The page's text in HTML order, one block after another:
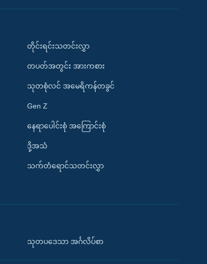
တိုင်းရင်းသတင်းလွှာ
တပတ်အတွင်း အားကစား
သုတစုံလင် အမေရိကန်တခွင်
Gen Z
နေရာပေါင်းစုံ အကြောင်းစုံ
ဒို့အသံ
သက်တံရောင်သတင်းလွှာ
သုတပဒေသာ အင်္ဂလိပ်စာ